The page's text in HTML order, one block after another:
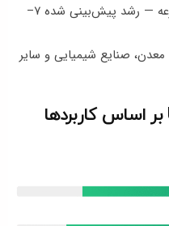
آبیاری، زهکشی مزرعه — رشد پیش‌بینی شده ۷–
معدن، صنایع شیمیایی و سایر